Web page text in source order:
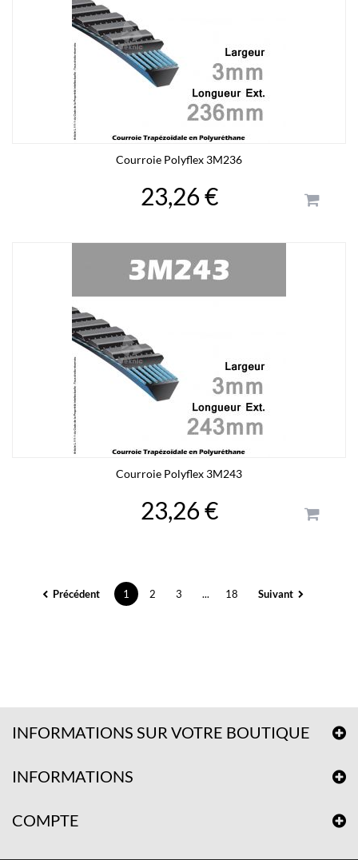
Courroie Polyflex 3M236
23,26 €
Courroie Polyflex 3M243
23,26 €
Précédent 1 2 3 ... 18 Suivant
INFORMATIONS SUR VOTRE BOUTIQUE
INFORMATIONS
COMPTE